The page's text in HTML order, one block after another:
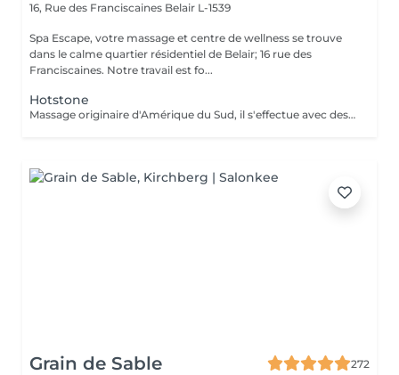
16, Rue des Franciscaines Belair L-1539
Spa Escape, votre massage et centre de wellness se trouve
dans le calme quartier résidentiel de Belair; 16 rue des
Franciscaines. Notre travail est fo...
Hotstone
Massage originaire d'Amérique du Sud, il s'effectue avec des pierres volcaniques chaudes et des manoeuvres manuelles permettant au corps une détente musculaire et sensorielle très profonde. Vous ressortirez apaisé, rechargé et plein d'énergie
Grain de Sable
272